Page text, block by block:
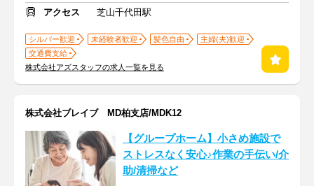
アクセス
芝山千代田駅
シルバー歓迎 未経験者歓迎 髪色自由
主婦(夫)歓迎
交通費支給
株式会社アズスタッフの求人一覧を見る
株式会社ブレイブ MD柏支店/MDK12
【グループホーム】小さめ施設で
ストレスなく安心♪作業の手伝い/介
助/清掃など